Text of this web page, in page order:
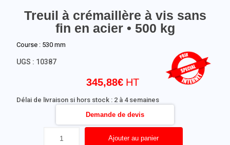
Treuil à crémaillère à vis sans
fin en acier • 500 kg
345,88€
Délai de livraison si hors stock : 2 à 4 semaines
Course : 530 mm
Ajouter au panier
Demande de devis
UGS : 10387